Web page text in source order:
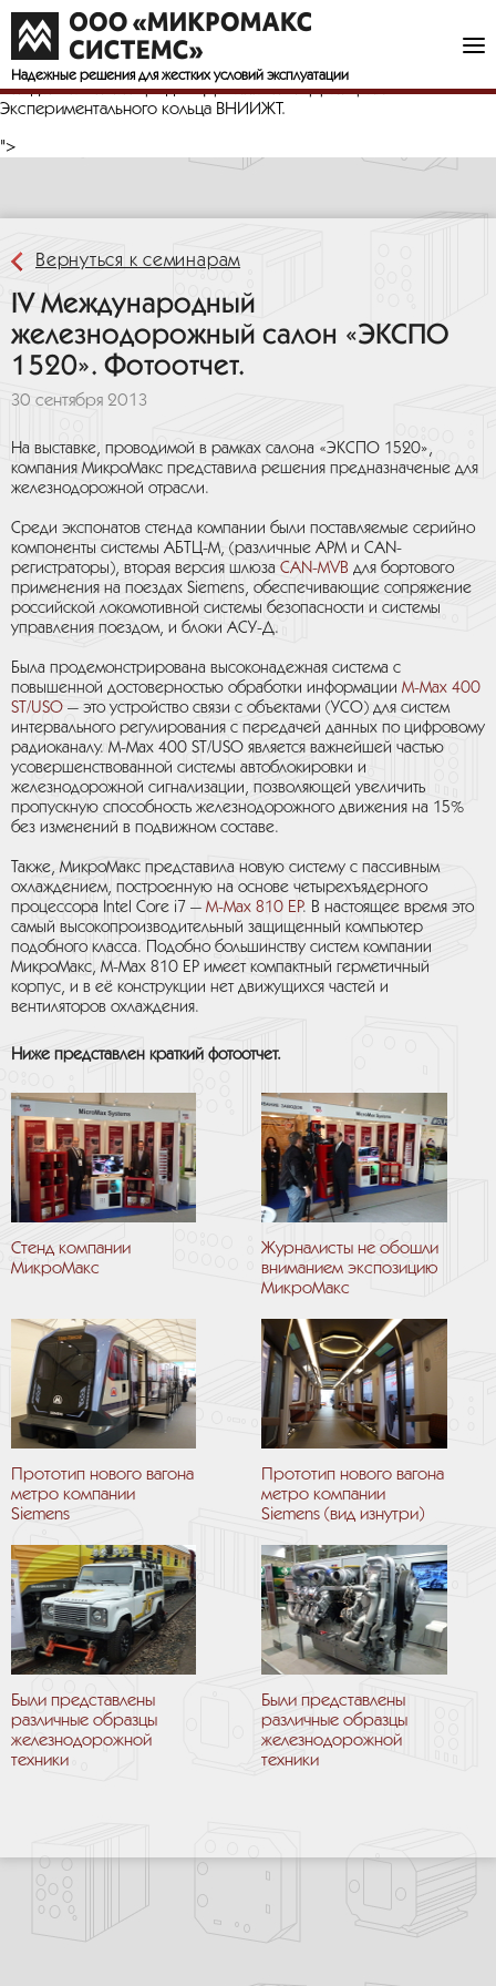
Компания «МикроМакс Системс» приняла участие
в IV Международном железнодорожном Салоне «ЭКСПО 1520»,
объединяющем производителей техники для железнодорожного
транспорта. Салон проходил с 11 по 14 сентября 2013 года
в подмосковном городе Щербинка на территории
Экспериментального кольца ВНИИЖТ.
">
Надежные решения для жестких условий эксплуатации
Вернуться к семинарам
IV Международный
железнодорожный салон «ЭКСПО
1520». Фотоотчет.
30 сентября 2013
На выставке, проводимой в рамках салона «ЭКСПО 1520»,
компания МикроМакс представила решения предназначеные для
железнодорожной отрасли.
Среди экспонатов стенда компании были поставляемые серийно
компоненты системы АБТЦ-М, (различные АРМ и CAN-
регистраторы), вторая версия шлюза CAN-MVB для бортового
применения на поездах Siemens, обеспечивающие сопряжение
российской локомотивной системы безопасности и системы
управления поездом, и блоки АСУ-Д.
Была продемонстрирована высоконадежная система с
повышенной достоверностью обработки информации M-Max 400
ST/USO — это устройство связи с объектами (УСО) для систем
интервального регулирования с передачей данных по цифровому
радиоканалу. M-Max 400 ST/USO является важнейшей частью
усовершенствованной системы автоблокировки и
железнодорожной сигнализации, позволяющей увеличить
пропускную способность железнодорожного движения на 15%
без изменений в подвижном составе.
Также, МикроМакс представила новую систему с пассивным
охлаждением, построенную на основе четырехъядерного
процессора Intel Core i7 — M-Max 810 EP. В настоящее время это
самый высокопроизводительный защищенный компьютер
подобного класса. Подобно большинству систем компании
МикроМакс, M-Max 810 EP имеет компактный герметичный
корпус, и в её конструкции нет движущихся частей и
вентиляторов охлаждения.
Ниже представлен краткий фотоотчет.
Стенд компании
МикроМакс
Журналисты не обошли
вниманием экспозицию
МикроМакс
Прототип нового вагона
метро компании
Siemens
Прототип нового вагона
метро компании
Siemens (вид изнутри)
Были представлены
различные образцы
железнодорожной
техники
Были представлены
различные образцы
железнодорожной
техники